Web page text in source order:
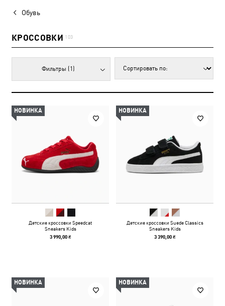
Обувь
КРОССОВКИ 103
Фильтры (1)
НОВИНКА
Детские кроссовки Speedcat
Sneakers Kids
3 990,00 ₴
НОВИНКА
Детские кроссовки Suede Classics
Sneakers Kids
3 390,00 ₴
НОВИНКА НОВИНКА